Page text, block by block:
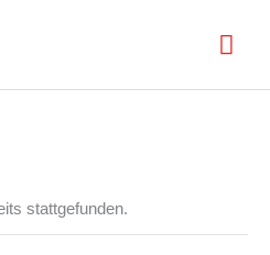
stattgefunden.